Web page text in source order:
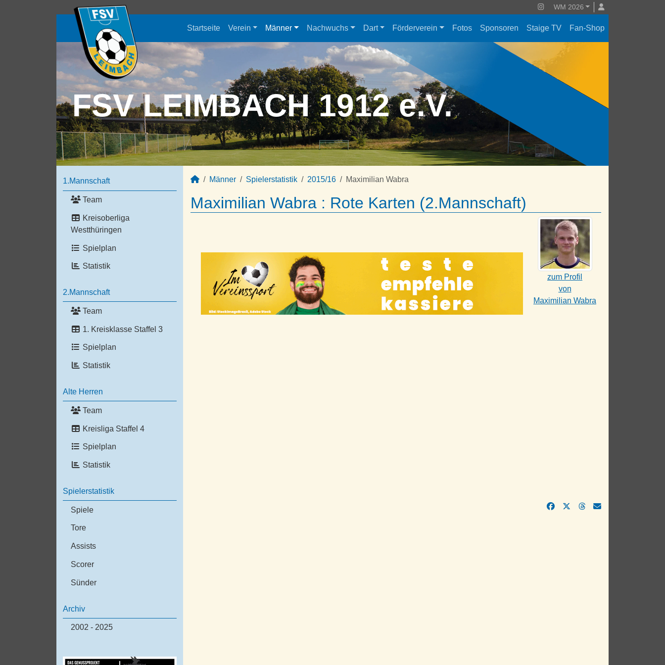
WM 2026
Startseite Verein Männer Nachwuchs Dart Förderverein Fotos Sponsoren Staige TV Fan-Shop
FSV LEIMBACH 1912 e.V.
1.Mannschaft
Team
Kreisoberliga
Westthüringen
Spielplan
Statistik
2.Mannschaft
Team
1. Kreisklasse Staffel 3
Spielplan
Statistik
Alte Herren
Team
Kreisliga Staffel 4
Spielplan
Statistik
Spielerstatistik
Spiele
Tore
Assists
Scorer
Sünder
Archiv
2002 - 2025
Männer Spielerstatistik 2015/16 Maximilian Wabra
Maximilian Wabra : Rote Karten (2.Mannschaft)
zum Profil
von
Maximilian Wabra